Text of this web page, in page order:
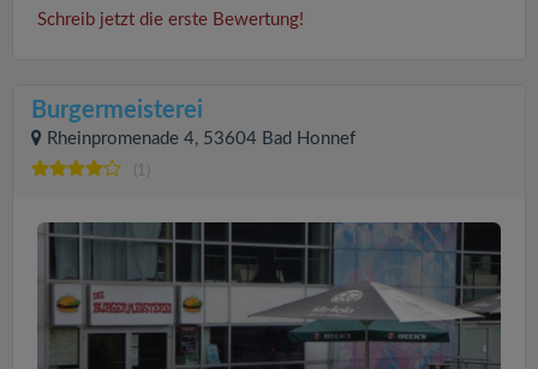
Schreib jetzt die erste Bewertung!
Burgermeisterei
Rheinpromenade 4, 53604 Bad Honnef
(1)